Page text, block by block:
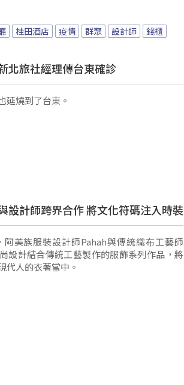
桂田酒店 疫情 群聚 設計師
錢櫃
北旅社經理傳台東確診
延燒到了台東。
設計師跨界合作 將文化符碼注入時裝
美族服裝設計師Pahah與傳統織布工藝師
設計結合傳統工藝製作的服飾系列作品，將
代人的衣著當中。